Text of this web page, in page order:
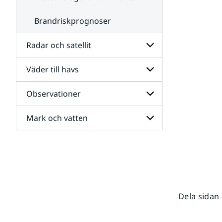
Brandriskprognoser
Radar och satellit
Undersidor
för
Radar
och
satellit
Väder till havs
Undersidor
för
Väder
till
havs
Observationer
Undersidor
för
Mark och vatten
Dela sidan